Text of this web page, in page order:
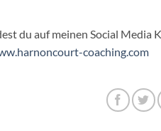
du auf meinen Social Media
coaching.com⁠⁠